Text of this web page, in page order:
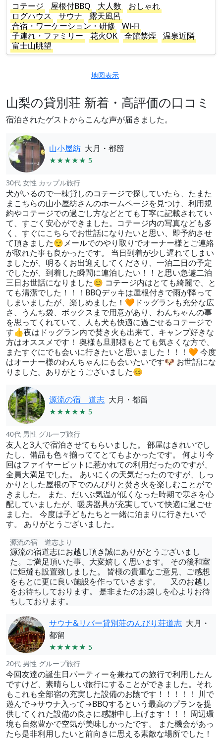
コテージ
屋根付BBQ 大人数
おしゃれ
ログハウス
サウナ
露天風呂
合宿・ワーケーション・研修
Wi-Fi
子連れ・ファミリー
花火OK 全館禁煙
温泉近隣
富士山眺望
地図表示
山梨の貸別荘 新着・高評価の口コミ
宿泊されたゲストからこんな声が届きました。
山小屋紡 大月・都留
★★★★★ 5
30代 女性 カップル旅行
犬がいるので一棟貸しのコテージで探していたら、たまた
まこちらの山小屋紡さんのホームページを見つけ、利用規
約やコテージでの過ごし方などとても丁寧に記載されてい
て、すごく安心ができました。コテージ内の写真なども多
く、すぐにこちらでお世話になりたいと思い、即予約させ
て頂きました😌メールでのやり取りでオーナー様とご連絡
が取れた事も良かったです。 当日到着が少し遅れてしまい
ましたが、明るくお出迎えしてくださり、一泊二日の予定
でしたが、到着した瞬間に連泊したい！！と思い急遽二泊
三日お世話になりました😊 コテージ内はとても綺麗で、と
ても清潔でした！！！BBQデッキは屋根付きで雨が降って
しまいましたが、楽しめました！🧡ドッグランも充分な広
さ、うんち袋、ボックスまで用意があり、わんちゃんの事
を思ってくれていて、人も犬も快適に過ごせるコテージで
す👍夜はドッグラン内で焚き火も出来て、キャンプ好きな
方はオススメです！ 奥様も旦那様もとても気さくな方で、
またすぐにでも会いに行きたいと思いました！！！🧡 今度
はオーナー様のわんちゃんにも会いたいです🐶 お世話にな
りました。ありがとうございました😊
源流の宿 道志 大月・都留
★★★★★ 5
40代 男性 グループ旅行
友人と3人で宿泊させてもらいました。 部屋はきれいでし
たし、備品も色々揃っててとてもよかったです。 何より今
回はファイヤーピットに惹かれての利用だったのですが、
全員大満足でした。 あいにくの天気だったのですが、しっ
かりとした屋根の下でのんびりと焚き火を楽しむことがで
きました。 また、だいぶ気温が低くなった時期で寒さを心
配していましたが、暖房器具が充実していて快適に過ごせ
ました。 今度は子どもたちと一緒に泊まりに行きたいで
す。 ありがとうございました。
源流の宿 道志より
源流の宿道志にお越し頂き誠にありがとうございまし
た。ご満足頂いた事、大変嬉しく思います。 その後和室
に炬燵も設置致しました。 皆様の貴重なご意見、ご感想
をもとに更に良い施設を作っていきます。 又のお越し
をお待ちしております。 是非またのお越しを心よりお待
ちしております。
サウナ&リバー貸別荘のんびり荘道志 大月・
都留
★★★★★ 5
20代 男性 グループ旅行
今回友達の誕生日パーティーを兼ねての旅行で利用したん
ですけど、素晴らしい旅行にすることができました。それ
もこれも全部宿の充実した設備のお陰です！！！！！ 川で
遊んで→サウナ入って→BBQするという最高のプランを提
供してくれた設備の良さに感謝申し上げます！！！ 周辺環
境も自然豊かで空気が美味しかったです。 また機会があっ
たら是非利用したいと前向きに思える素敵な場所でした！